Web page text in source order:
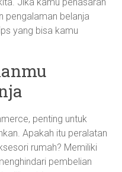
pengalaman belanja
yang bisa kamu
penting untuk
Apakah itu peralatan
rumah? Memiliki
pembelian